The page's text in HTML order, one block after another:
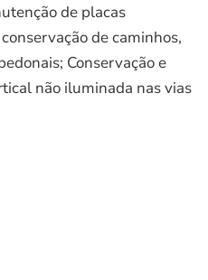
de placas
de caminhos,
Conservação e
não iluminada nas vias